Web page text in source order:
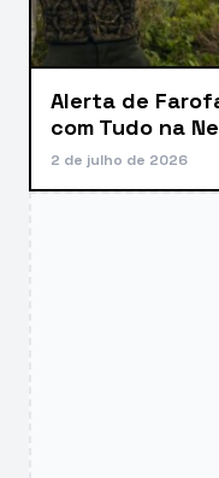
Alerta de
com Tudo na
2 de julho de 2026